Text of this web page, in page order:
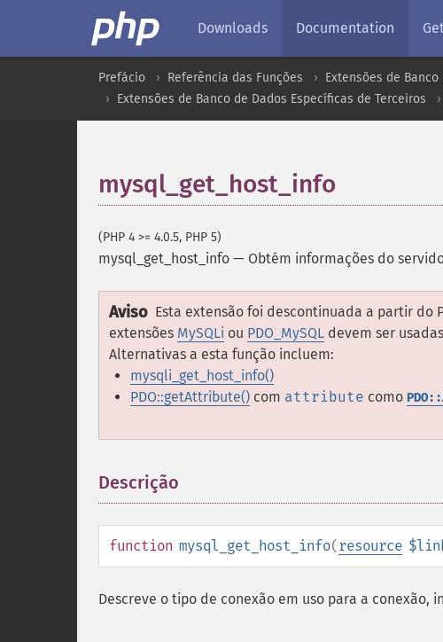
Downloads Documentation
Prefácio Referência das Funções
Extensões de Banco
Extensões de Banco de Dados Específicas de Terceiros
mysql_get_host_info
(PHP 4 >= 4.0.5, PHP 5)
mysql_get_host_info — Obtém informações do
Aviso Esta extensão foi descontinuada a partir do
extensões MySQLi ou PDO_MySQL devem ser
Alternativas a esta função incluem:
mysqli_get_host_info()
PDO::getAttribute() com attribute como
Descrição
function mysql_get_host_info(resource
Descreve o tipo de conexão em uso para a conexão,